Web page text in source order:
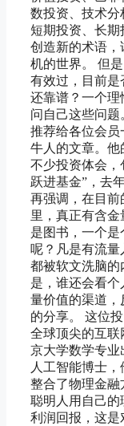
数投资、技术分
短期投资、长期
创造新的术语
机的世界。 但
有效过，目前
还靠谱？一个
问自己这些问题
推荐给各位会员
牛人的文章。他
不少投资体会，
跃进基金”，去
再强调，在目
里，真正有含
是图书，一个是
呢？凡是有流量
都被软文洗脑
是，谁还会看
量价值的渠道，
的分享。 这位
全球顶尖的互
京大学数学专业
人工智能博士
整合了物理金融
聪明人用自己
利润回报，这